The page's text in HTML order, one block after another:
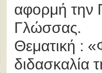
αφορμή την
Γλώσσας.
Θεματική :
διδασκαλία